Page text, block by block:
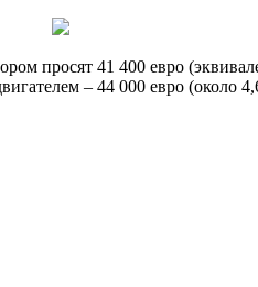
просят 41 400 евро
– 44 000 евро